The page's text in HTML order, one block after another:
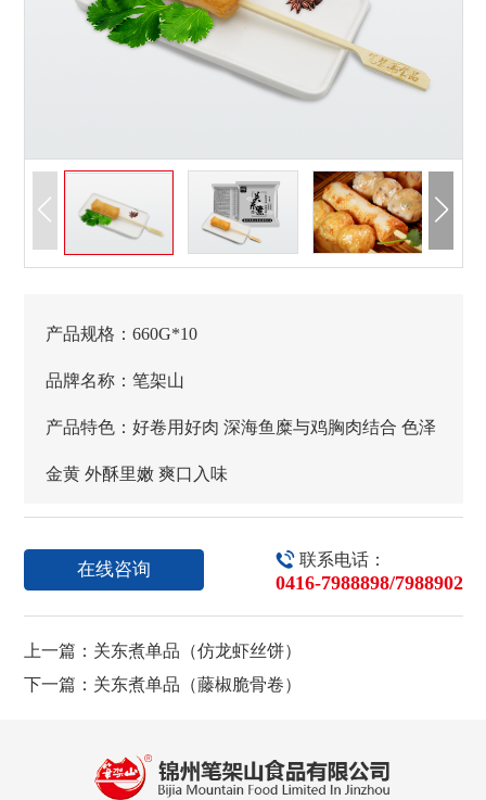
产品规格：660G*10
品牌名称：笔架山
产品特色：好卷用好肉 深海鱼糜与鸡胸肉结合 色泽
金黄 外酥里嫩 爽口入味
在线咨询  联系电话：
0416-7988898/7988902
上一篇：关东煮单品（仿龙虾丝饼）
下一篇：关东煮单品（藤椒脆骨卷）